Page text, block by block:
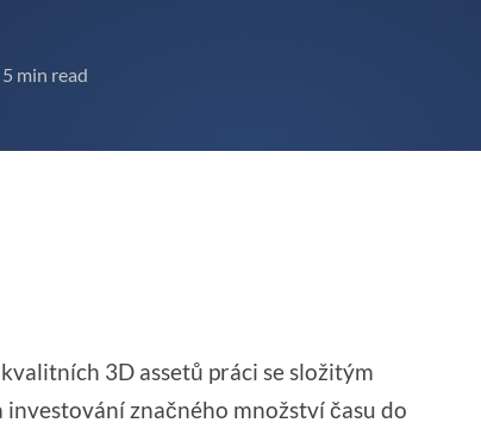
5 min read
3D assetů práci se složitým
značného množství času do